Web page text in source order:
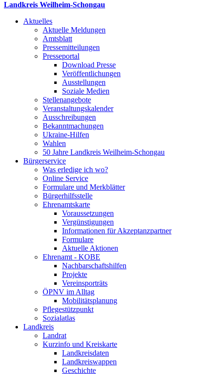
Landkreis Weilheim-Schongau
Aktuelles
Aktuelle Meldungen
Amtsblatt
Pressemitteilungen
Presseportal
Download Presse
Veröffentlichungen
Ausstellungen
Soziale Medien
Stellenangebote
Veranstaltungskalender
Ausschreibungen
Bekanntmachungen
Ukraine-Hilfen
Wahlen
50 Jahre Landkreis Weilheim-Schongau
Bürgerservice
Was erledige ich wo?
Online Service
Formulare und Merkblätter
Bürgerhilfsstelle
Ehrenamtskarte
Voraussetzungen
Vergünstigungen
Informationen für Akzeptanzpartner
Formulare
Aktuelle Aktionen
Ehrenamt - KOBE
Nachbarschaftshilfen
Projekte
Vereinsporträts
ÖPNV im Alltag
Mobilitätsplanung
Pflegestützpunkt
Sozialatlas
Landkreis
Landrat
Kurzinfo und Kreiskarte
Landkreisdaten
Landkreiswappen
Geschichte